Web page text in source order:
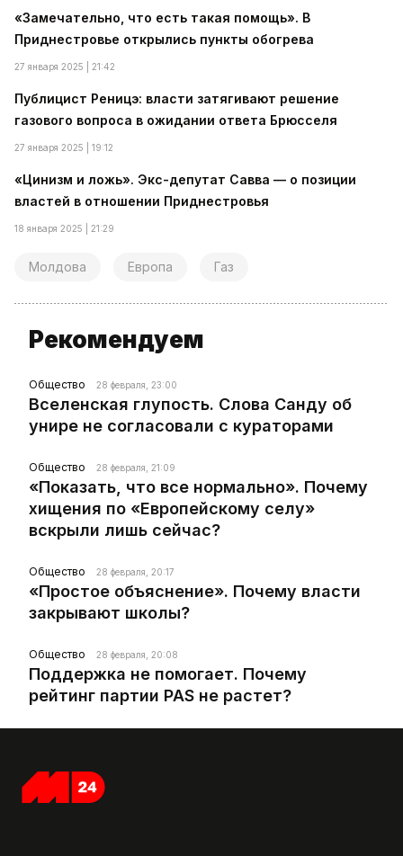
«Замечательно, что есть такая помощь». В
Приднестровье открылись пункты обогрева
27 января 2025 | 21:42
Публицист Реницэ: власти затягивают решение
газового вопроса в ожидании ответа Брюсселя
27 января 2025 | 19:12
«Цинизм и ложь». Экс-депутат Савва — о позиции
властей в отношении Приднестровья
18 января 2025 | 21:29
Молдова Европа Газ
Рекомендуем
Общество 28 февраля, 23:00
Вселенская глупость. Слова Санду об
унире не согласовали с кураторами
Общество 28 февраля, 21:09
«Показать, что все нормально». Почему
хищения по «Европейскому селу»
вскрыли лишь сейчас?
Общество 28 февраля, 20:17
«Простое объяснение». Почему власти
закрывают школы?
Общество 28 февраля, 20:08
Поддержка не помогает. Почему
рейтинг партии PAS не растет?